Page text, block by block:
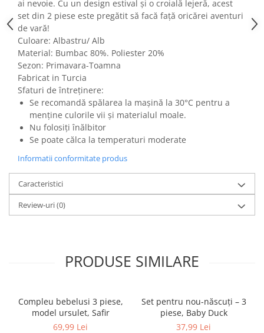
ai nevoie. Cu un design estival și o croială lejeră, acest
set din 2 piese este pregătit să facă față oricărei aventuri
de vară!
Culoare: Albastru/ Alb
Material: Bumbac 80%. Poliester 20%
Sezon: Primavara-Toamna
Fabricat in Turcia
Sfaturi de întreținere:
Se recomandă spălarea la mașină la 30°C pentru a
menține culorile vii și materialul moale.
Nu folosiți înălbitor
Se poate călca la temperaturi moderate
Informatii conformitate produs
Caracteristici
Review-uri(0)
PRODUSE SIMILARE
Compleu bebelusi 3 piese,
model ursulet, Safir
69,99 Lei
Set pentru nou-născuți – 3
piese, Baby Duck
37,99 Lei